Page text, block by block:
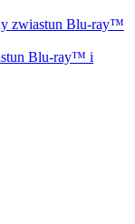
zwiastun Blu-ray™
Blu-ray™ i